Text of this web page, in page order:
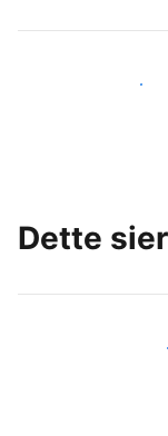
Nå ut til nye
Dette
Gjør som